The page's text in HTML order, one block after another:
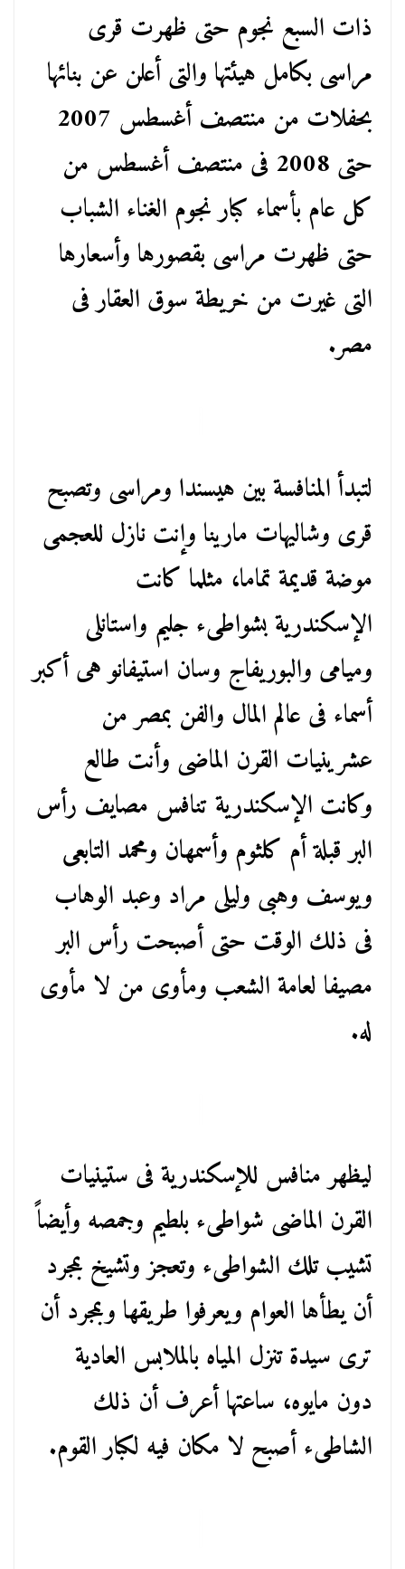
ذات السبع نجوم حتى ظهرت قرى
مراسى بكامل هيئتها والتى أعلن عن بنائها
بحفلات من منتصف أغسطس 2007
حتى 2008 فى منتصف أغسطس من
كل عام بأسماء كبار نجوم الغناء الشباب
حتى ظهرت مراسى بقصورها وأسعارها
التى غيرت من خريطة سوق العقار فى
مصر.
لتبدأ المنافسة بين هيسندا ومراسى وتصبح
قرى وشاليهات مارينا وإنت نازل للعجمى
موضة قديمة تماما، مثلما كانت
الإسكندرية بشواطىء جليم واستانلى
وميامى والبوريفاج وسان استيفانو هى أكبر
أسماء فى عالم المال والفن بمصر من
عشرينيات القرن الماضى وأنت طالع
وكانت الإسكندرية تنافس مصايف رأس
البر قبلة أم كلثوم وأسمهان ومحمد التابعى
ويوسف وهبى وليلى مراد وعبد الوهاب
فى ذلك الوقت حتى أصبحت رأس البر
مصيفا لعامة الشعب ومأوى من لا مأوى
له.
ليظهر منافس للإسكندرية فى ستينيات
القرن الماضى شواطىء بلطيم وجمصه وأيضاً
تشيب تلك الشواطىء وتعجز وتشيخ بمجرد
أن يطأها العوام ويعرفوا طريقها وبمجرد أن
ترى سيدة تنزل المياه بالملابس العادية
دون مايوه، ساعتها أعرف أن ذلك
الشاطىء أصبح لا مكان فيه لكبار القوم.